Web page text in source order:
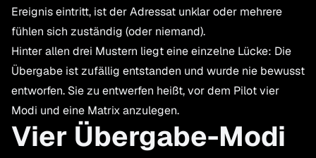
Ereignis eintritt, ist der Adressat unklar oder mehrere
fühlen sich zuständig (oder niemand).
Hinter allen drei Mustern liegt eine einzelne Lücke: Die
Übergabe ist zufällig entstanden und wurde nie bewusst
entworfen. Sie zu entwerfen heißt, vor dem Pilot vier
Modi und eine Matrix anzulegen.
Vier Übergabe-Modi